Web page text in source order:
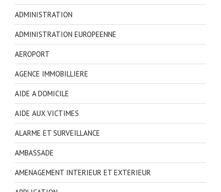
ADMINISTRATION
ADMINISTRATION EUROPEENNE
AEROPORT
AGENCE IMMOBILLIERE
AIDE A DOMICILE
AIDE AUX VICTIMES
ALARME ET SURVEILLANCE
AMBASSADE
AMENAGEMENT INTERIEUR ET EXTERIEUR